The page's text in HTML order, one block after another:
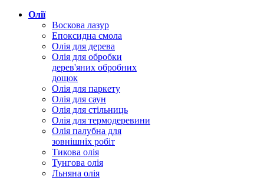
Олії
Воскова лазур
Епоксидна смола
Олія для дерева
Олія для обробки
дерев'яних обробних
дощок
Олія для паркету
Олія для саун
Олія для стільниць
Олія для термодеревини
Олія палубна для
зовнішніх робіт
Тикова олія
Тунгова олія
Льняна олія